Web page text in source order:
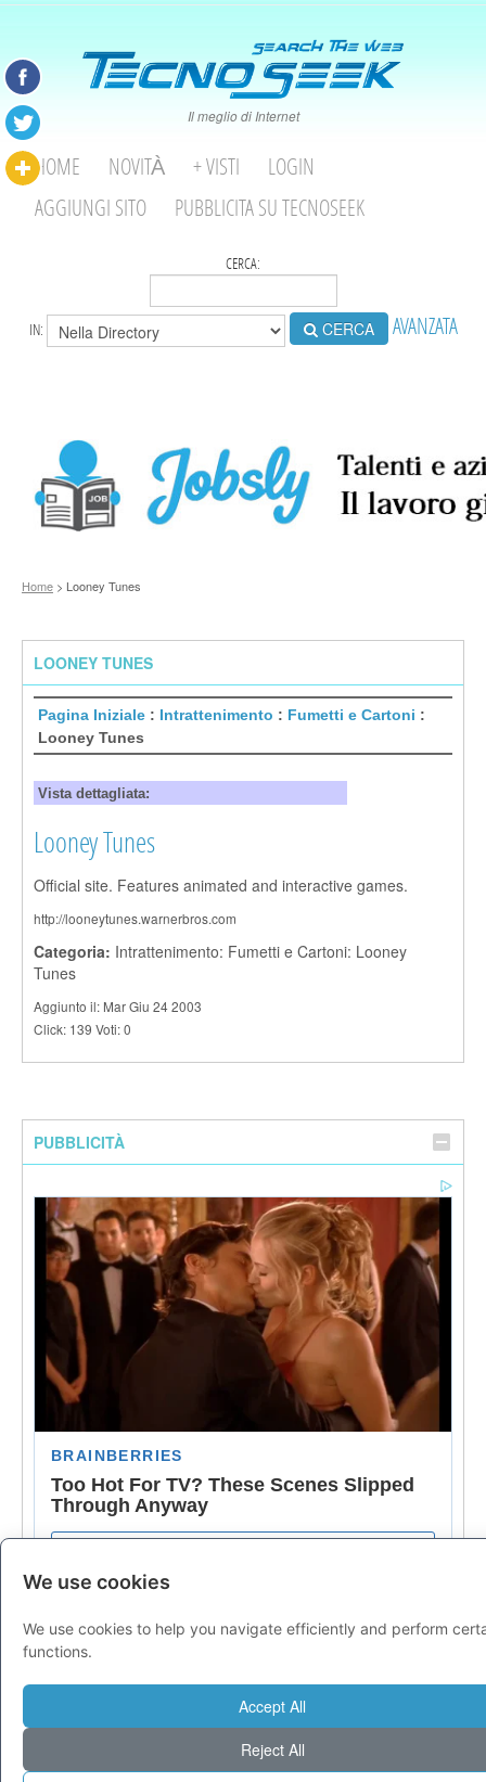
Il meglio di Internet
HOME NOVITÀ + VISTI
LOGIN
AGGIUNGI SITO
PUBBLICITA SU TECNOSEEK
CERCA:
IN: CERCA AVANZATA
Home > Looney Tunes
LOONEY TUNES
Pagina Iniziale : Intrattenimento : Fumetti e Cartoni :
Looney Tunes
Vista dettagliata:
Looney Tunes
Official site. Features animated and interactive games.
http://looneytunes.warnerbros.com
Categoria: Intrattenimento: Fumetti e Cartoni: Looney
Tunes
Aggiunto il: Mar Giu 24 2003
Click: 139 Voti: 0
PUBBLICITÀ
We use cookies
We use cookies to help you navigate efficiently and perform
functions.
Accept All
Reject All